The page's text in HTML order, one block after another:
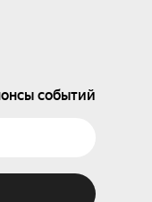
событий